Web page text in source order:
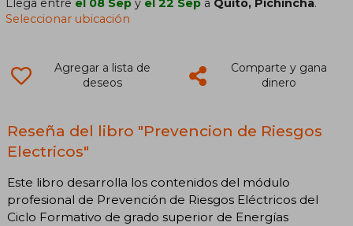
Llega entre el 08 Sep y el 22 Sep a Quito, Pichincha.
Seleccionar ubicación
Agregar a lista de
deseos
Comparte y gana
dinero
Reseña del libro "Prevencion de Riesgos
Electricos"
Este libro desarrolla los contenidos del módulo
profesional de Prevención de Riesgos Eléctricos del
Ciclo Formativo de grado superior de Energías